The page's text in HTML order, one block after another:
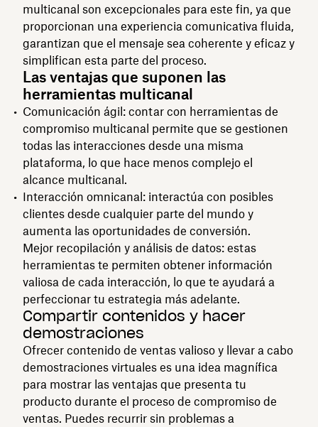
multicanal son excepcionales para este fin, ya que
proporcionan una experiencia comunicativa fluida,
garantizan que el mensaje sea coherente y eficaz y
simplifican esta parte del proceso.
Las ventajas que suponen las
herramientas multicanal
Comunicación ágil: contar con herramientas de
compromiso multicanal permite que se gestionen
todas las interacciones desde una misma
plataforma, lo que hace menos complejo el
alcance multicanal.
Interacción omnicanal: interactúa con posibles
clientes desde cualquier parte del mundo y
aumenta las oportunidades de conversión.
Mejor recopilación y análisis de datos: estas
herramientas te permiten obtener información
valiosa de cada interacción, lo que te ayudará a
perfeccionar tu estrategia más adelante.
Compartir contenidos y hacer
demostraciones
Ofrecer contenido de ventas valioso y llevar a cabo
demostraciones virtuales es una idea magnífica
para mostrar las ventajas que presenta tu
producto durante el proceso de compromiso de
ventas. Puedes recurrir sin problemas a